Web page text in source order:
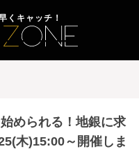
くキャッチ！
められる！地銀に求
木)15:00～開催しま